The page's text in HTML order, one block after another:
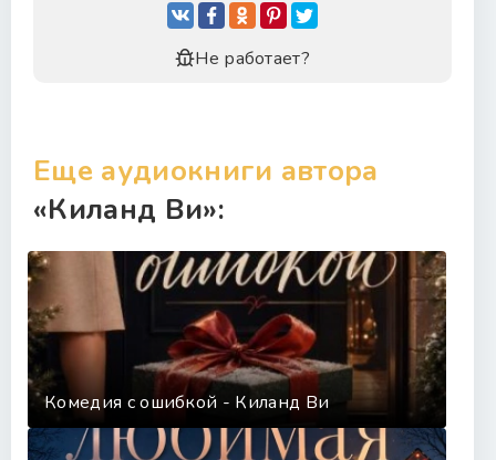
Не работает?
Еще аудиокниги автора
«Киланд Ви»:
Комедия с ошибкой - Киланд Ви